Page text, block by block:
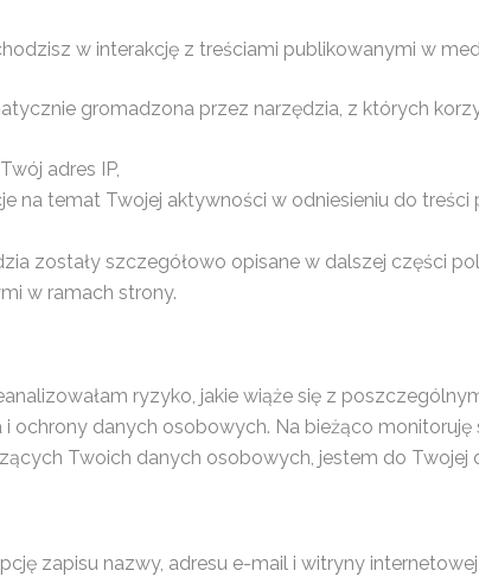
w interakcję z treściami publikowanymi w
gromadzona przez narzędzia, z których
adres IP,
temat Twojej aktywności w odniesieniu do treści
zostały szczegółowo opisane w dalszej części
w ramach strony.
ryzyko, jakie wiąże się z
ochrony danych osobowych. Na bieżąco
Twoich danych osobowych, jestem do
zapisu nazwy, adresu e-mail i witryny